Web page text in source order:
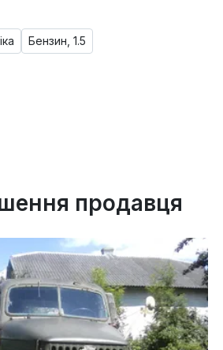
Бензин, 1.5
продавця